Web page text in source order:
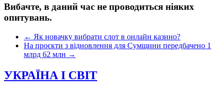
Вибачте, в даний час не проводиться ніяких
опитувань.
← Як новачку вибрати слот в онлайн казино?
На проєкти з відновлення для Сумщини передбачено 1
млрд 62 млн →
УКРАЇНА І СВІТ